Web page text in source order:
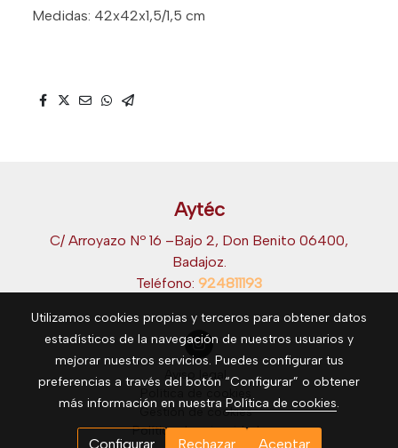
Medidas: 42x42x1,5/1,5 cm
Aytéc
C/ Arroyazo Nº 16 –Bajo 2, Don Benito 06400,
Badajoz.
Teléfono: 924811193
Aviso legal
Gestión de cookies
Política de privacidad
Utilizamos cookies propias y terceros para obtener datos
estadísticos de la navegación de nuestros usuarios y
mejorar nuestros servicios. Puedes configurar tus
preferencias a través del botón “Configurar” o obtener
más información en nuestra Política de cookies.
Configurar Rechazar Aceptar